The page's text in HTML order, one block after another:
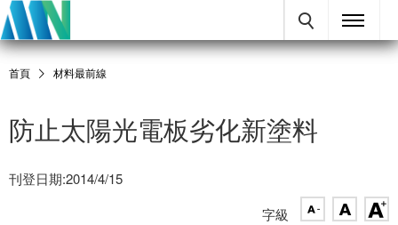
首頁 材料最前線
防止太陽光電板劣化新塗料
刊登日期:2014/4/15
字級